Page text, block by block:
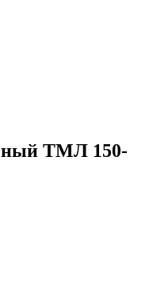
ТМЛ 150-